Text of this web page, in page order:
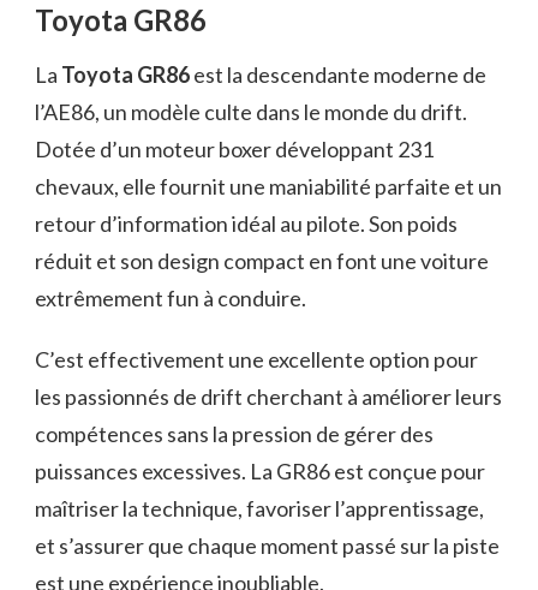
Toyota GR86
La Toyota GR86est la descendante moderne de
l’AE86, un modèle culte dans le monde du drift.
Dotée d’un moteur boxer développant 231
chevaux, elle fournit une maniabilité parfaite et un
retour d’information idéal au pilote. Son poids
réduit et son design compact en font une voiture
extrêmement fun à conduire.
C’est effectivement une excellente option pour
les passionnés de drift cherchant à améliorer leurs
compétences sans la pression de gérer des
puissances excessives. La GR86 est conçue pour
maîtriser la technique, favoriser l’apprentissage,
et s’assurer que chaque moment passé sur la piste
est une expérience inoubliable.